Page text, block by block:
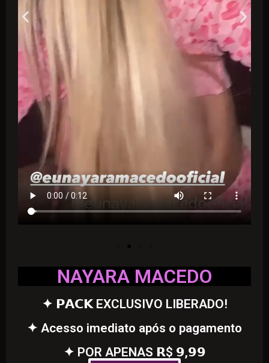
NAYARA MACEDO
✦ 𝗣𝗔𝗖𝗞 EXCLUSIVO LIBERADO!
✦ Acesso imediato após o pagamento
✦ POR APENAS 𝗥$ 𝟵,𝟵𝟵